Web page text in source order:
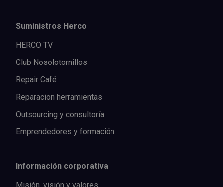
Suministros Herco
HERCO TV
Club Nosolotornillos
Repair Café
Reparacion herramientas
Outsourcing y consultoría
Emprendedores y formación
Información corporativa
Misión, visión y valores